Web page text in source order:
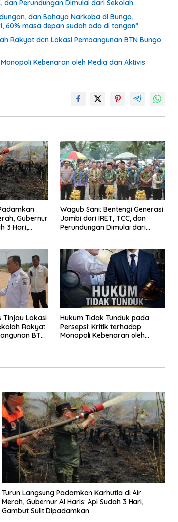
dan Perundungan Dimulai dari Sekolah
dan Bahaya Narkoba di Bungo,
60% masa depan sudah ada di tangan”
Rakyat dan Lokasi Pembangunan BTN Bungo
Kebenaran oleh Media dan Aktivis
Gubernur
3 Hari,
Wagub Sani: Bentengi Generasi
Jambi dari IRET, TCC, dan
Perundungan Dimulai dari
Tinjau Lokasi
Rakyat
BTN
Hukum Tidak Tunduk pada
Persepsi: Kritik terhadap
Monopoli Kebenaran oleh
Turun Langsung Padamkan Karhutla di Air
Merah, Gubernur Al Haris: Api Sudah 3 Hari,
Gambut Sulit Dipadamkan